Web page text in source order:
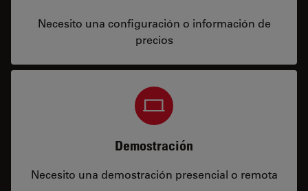
Necesito una configuración o información de
precios
Demostración
Necesito una demostración presencial o remota